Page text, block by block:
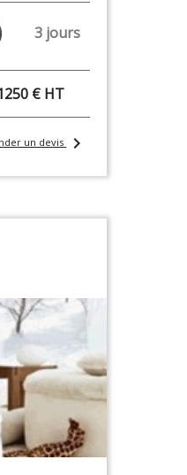
3 jours
€ HT
un devis chevron_right